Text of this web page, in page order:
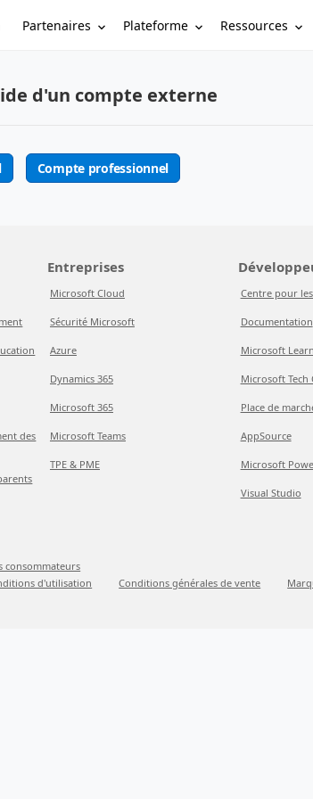
Partenaires Plateforme Ressources
d'un compte externe
Compte professionnel
des
Entreprises
Microsoft Cloud
Sécurité Microsoft
Azure
Dynamics 365
Microsoft 365
Microsoft Teams
TPE & PME
Centre pour
Documentation
Microsoft Learn
Microsoft Tech
Place de
AppSource
Microsoft
Visual Studio
consommateurs
d'utilisation Conditions générales de vente